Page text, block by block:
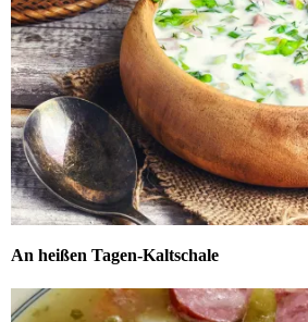
An heißen Tagen-Kaltschale